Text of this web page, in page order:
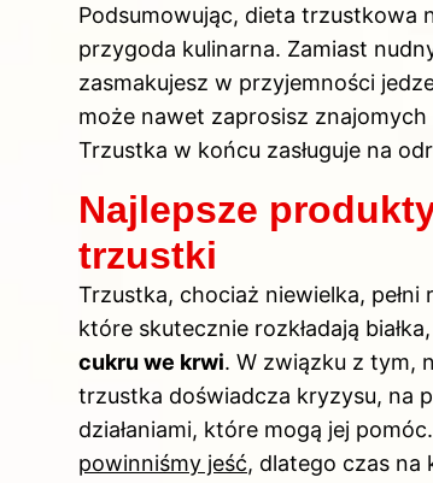
Podsumowując, dieta trzustkowa
przygoda kulinarna. Zamiast
zasmakujesz w przyjemności
może nawet zaprosisz
Trzustka w końcu zasługuje na
Najlepsze
trzustki
Trzustka, chociaż niewielka, pełni
które skutecznie rozkładają
cukru we krwi. W związku z tym,
trzustka doświadcza kryzysu, na
działaniami, które mogą jej
powinniśmy jeść, dlatego czas na